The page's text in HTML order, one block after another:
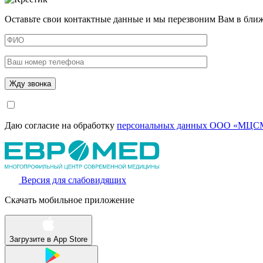
Оставьте свои контактные данные и мы перезвоним Вам в
Даю согласие на обработку персональных данных ООО
Версия для слабовидящих
Скачать мобильное приложение
Загрузите в App Store